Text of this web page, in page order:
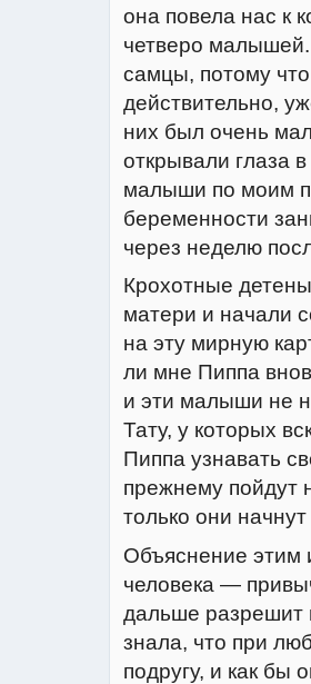
она повела нас к
четверо малышей.
самцы, потому
действительно,
них был очень
открывали глаза
малыши по моим
беременности
через неделю
Крохотные
матери и начали
на эту мирную
ли мне Пиппа
и эти малыши не
Тату, у которых
Пиппа узнавать
прежнему пойдут
только они
Объяснение этим
человека —
дальше разрешит
знала, что при
подругу, и как бы